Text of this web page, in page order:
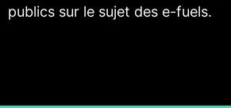
publics sur le sujet des e-fuels.